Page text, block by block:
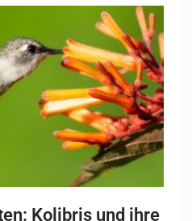
Kolibris und ihre